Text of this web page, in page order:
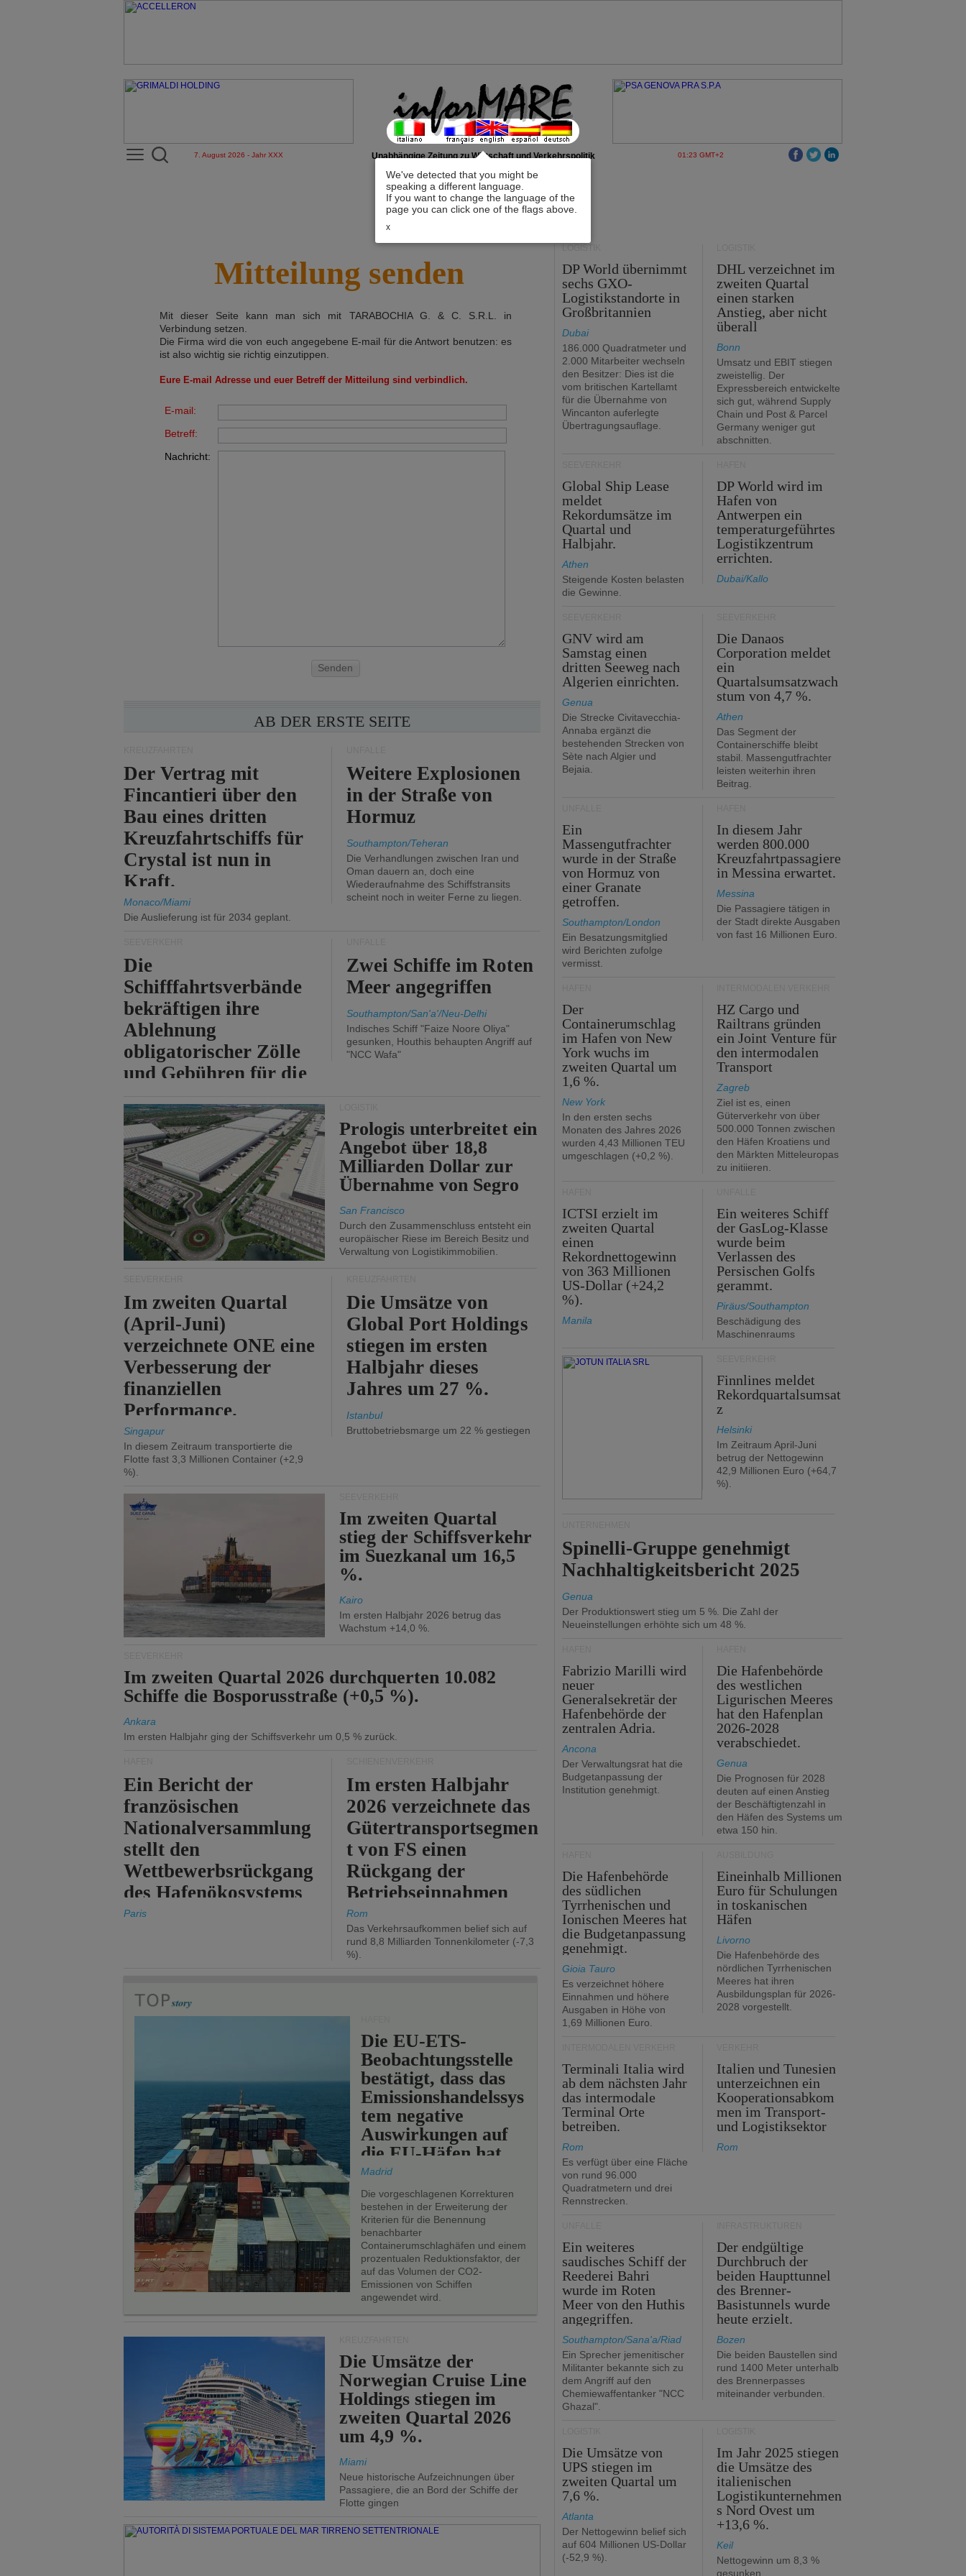
We've detected that you might be
speaking a different language.
If you want to change the language of the
page you can click one of the flags above.
x
7. August 2026 - Jahr XXX Unabhängige Zeitung zu Wirtschaft und Verkehrspolitik 01:23 GMT+2
Mitteilung senden
Mit dieser Seite kann man sich mit TARABOCHIA G. & C. S.R.L.
in
Verbindung setzen.
Die Firma wird die von euch angegebene E-mail für die Antwort benutzen: es
ist also wichtig sie richtig einzutippen.
Eure E-mail Adresse und euer Betreff der Mitteilung sind verbindlich.
E-mail:
Betreff:
Nachricht:
Senden
AB DER ERSTE SEITE
Der Vertrag mit
Fincantieri über den
Bau eines dritten
Kreuzfahrtschiffs für
Crystal ist nun in
Kraft.
Monaco/Miami
Die Auslieferung ist für 2034 geplant.
Weitere Explosionen
in der Straße von
Hormuz
Southampton/Teheran
Die Verhandlungen zwischen Iran und
Oman dauern an, doch eine
Wiederaufnahme des Schiffstransits
scheint noch in weiter Ferne zu liegen.
Die
Schifffahrtsverbände
bekräftigen ihre
Ablehnung
obligatorischer Zölle
und Gebühren für die
von Hormuz.
Zwei Schiffe im Roten
Meer angegriffen
Southampton/San'a'/Neu-Delhi
Indisches Schiff "Faize Noore Oliya"
gesunken, Houthis behaupten Angriff auf
"NCC Wafa"
Prologis unterbreitet ein
Angebot über 18,8
Milliarden Dollar zur
Übernahme von Segro
San Francisco
Durch den Zusammenschluss entsteht ein
europäischer Riese im Bereich Besitz und
Verwaltung von Logistikimmobilien.
Im zweiten Quartal
(April-Juni)
verzeichnete ONE eine
Verbesserung der
finanziellen
Performance.
Singapur
In diesem Zeitraum transportierte die
Flotte fast 3,3 Millionen Container (+2,9
%).
Die Umsätze von
Global Port Holdings
stiegen im ersten
Halbjahr dieses
Jahres um 27 %.
Istanbul
Bruttobetriebsmarge um 22 % gestiegen
Im zweiten Quartal
stieg der Schiffsverkehr
im Suezkanal um 16,5
%.
Kairo
Im ersten Halbjahr 2026 betrug das
Wachstum +14,0 %.
Im zweiten Quartal 2026 durchquerten 10.082
Schiffe die Bosporusstraße (+0,5 %).
Ankara
Im ersten Halbjahr ging der Schiffsverkehr um 0,5 % zurück.
Ein Bericht der
französischen
Nationalversammlung
stellt den
Wettbewerbsrückgang
des Hafenökosystems
des Staates fest.
Paris
Im ersten Halbjahr
2026 verzeichnete das
Gütertransportsegmen
t von FS einen
Rückgang der
Betriebseinnahmen
um 2,7 %.
Rom
Das Verkehrsaufkommen belief sich auf
rund 8,8 Milliarden Tonnenkilometer (-7,3
%).
Die EU-ETS-
Beobachtungsstelle
bestätigt, dass das
Emissionshandelssys
tem negative
Auswirkungen auf
die EU-Häfen hat.
Madrid
Die vorgeschlagenen Korrekturen
bestehen in der Erweiterung der
Kriterien für die Benennung
benachbarter
Containerumschlaghäfen und einem
prozentualen Reduktionsfaktor, der
auf das Volumen der CO2-
Emissionen von Schiffen
angewendet wird.
Die Umsätze der
Norwegian Cruise Line
Holdings stiegen im
zweiten Quartal 2026
um 4,9 %.
Miami
Neue historische Aufzeichnungen über
Passagiere, die an Bord der Schiffe der
Flotte gingen
LOGISTIK
DP World übernimmt
sechs GXO-
Logistikstandorte in
Großbritannien
Dubai
186.000 Quadratmeter und
2.000 Mitarbeiter wechseln
den Besitzer: Dies ist die
vom britischen Kartellamt
für die Übernahme von
Wincanton auferlegte
Übertragungsauflage.
DHL verzeichnet im
zweiten Quartal
einen starken
Anstieg, aber nicht
überall
Bonn
Umsatz und EBIT stiegen
zweistellig. Der
Expressbereich entwickelte
sich gut, während Supply
Chain und Post & Parcel
Germany weniger gut
abschnitten.
Global Ship Lease
meldet
Rekordumsätze im
Quartal und
Halbjahr.
Athen
Steigende Kosten belasten
die Gewinne.
DP World wird im
Hafen von
Antwerpen ein
temperaturgeführtes
Logistikzentrum
errichten.
Dubai/Kallo
GNV wird am
Samstag einen
dritten Seeweg nach
Algerien einrichten.
Genua
Die Strecke Civitavecchia-
Annaba ergänzt die
bestehenden Strecken von
Sète nach Algier und
Bejaia.
Die Danaos
Corporation meldet
ein
Quartalsumsatzwach
stum von 4,7 %.
Athen
Das Segment der
Containerschiffe bleibt
stabil. Massengutfrachter
leisten weiterhin ihren
Beitrag.
Ein
Massengutfrachter
wurde in der Straße
von Hormuz von
einer Granate
getroffen.
Southampton/London
Ein Besatzungsmitglied
wird Berichten zufolge
vermisst.
In diesem Jahr
werden 800.000
Kreuzfahrtpassagiere
in Messina erwartet.
Messina
Die Passagiere tätigen in
der Stadt direkte Ausgaben
von fast 16 Millionen Euro.
Der
Containerumschlag
im Hafen von New
York wuchs im
zweiten Quartal um
1,6 %.
New York
In den ersten sechs
Monaten des Jahres 2026
wurden 4,43 Millionen TEU
umgeschlagen (+0,2 %).
HZ Cargo und
Railtrans gründen
ein Joint Venture für
den intermodalen
Transport
Zagreb
Ziel ist es, einen
Güterverkehr von über
500.000 Tonnen zwischen
den Häfen Kroatiens und
den Märkten Mitteleuropas
zu initiieren.
ICTSI erzielt im
zweiten Quartal
einen
Rekordnettogewinn
von 363 Millionen
US-Dollar (+24,2
%).
Manila
Ein weiteres Schiff
der GasLog-Klasse
wurde beim
Verlassen des
Persischen Golfs
gerammt.
Piräus/Southampton
Beschädigung des
Maschinenraums
Finnlines meldet
Rekordquartalsumsat
z
Helsinki
Im Zeitraum April-Juni
betrug der Nettogewinn
42,9 Millionen Euro (+64,7
%).
Spinelli-Gruppe genehmigt
Nachhaltigkeitsbericht 2025
Genua
Der Produktionswert stieg um 5 %. Die Zahl der
Neueinstellungen erhöhte sich um 48 %.
Fabrizio Marilli wird
neuer
Generalsekretär der
Hafenbehörde der
zentralen Adria.
Ancona
Der Verwaltungsrat hat die
Budgetanpassung der
Institution genehmigt.
Die Hafenbehörde
des westlichen
Ligurischen Meeres
hat den Hafenplan
2026-2028
verabschiedet.
Genua
Die Prognosen für 2028
deuten auf einen Anstieg
der Beschäftigtenzahl in
den Häfen des Systems um
etwa 150 hin.
Die Hafenbehörde
des südlichen
Tyrrhenischen und
Ionischen Meeres hat
die Budgetanpassung
genehmigt.
Gioia Tauro
Es verzeichnet höhere
Einnahmen und höhere
Ausgaben in Höhe von
1,69 Millionen Euro.
Eineinhalb Millionen
Euro für Schulungen
in toskanischen
Häfen
Livorno
Die Hafenbehörde des
nördlichen Tyrrhenischen
Meeres hat ihren
Ausbildungsplan für 2026-
2028 vorgestellt.
Terminali Italia wird
ab dem nächsten Jahr
das intermodale
Terminal Orte
betreiben.
Rom
Es verfügt über eine Fläche
von rund 96.000
Quadratmetern und drei
Rennstrecken.
Italien und Tunesien
unterzeichnen ein
Kooperationsabkom
men im Transport-
und Logistiksektor
Rom
Ein weiteres
saudisches Schiff der
Reederei Bahri
wurde im Roten
Meer von den Huthis
angegriffen.
Southampton/Sana'a/Riad
Ein Sprecher jemenitischer
Militanter bekannte sich zu
dem Angriff auf den
Chemiewaffentanker "NCC
Ghazal".
Der endgültige
Durchbruch der
beiden Haupttunnel
des Brenner-
Basistunnels wurde
heute erzielt.
Bozen
Die beiden Baustellen sind
rund 1400 Meter unterhalb
des Brennerpasses
miteinander verbunden.
Die Umsätze von
UPS stiegen im
zweiten Quartal um
7,6 %.
Atlanta
Der Nettogewinn belief sich
auf 604 Millionen US-Dollar
(-52,9 %).
Im Jahr 2025 stiegen
die Umsätze des
italienischen
Logistikunternehmen
s Nord Ovest um
+13,6 %.
Keil
Nettogewinn um 8,3 %
gesunken